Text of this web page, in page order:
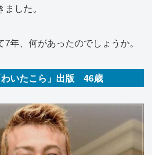
した。
年、何があったのでしょうか。
いたこら」出版 46歳